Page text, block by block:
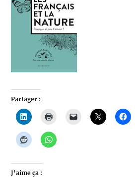
Partager :
J’aime ça :